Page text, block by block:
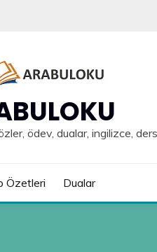
ödev, dualar, ingilizce,
Özetleri Dualar